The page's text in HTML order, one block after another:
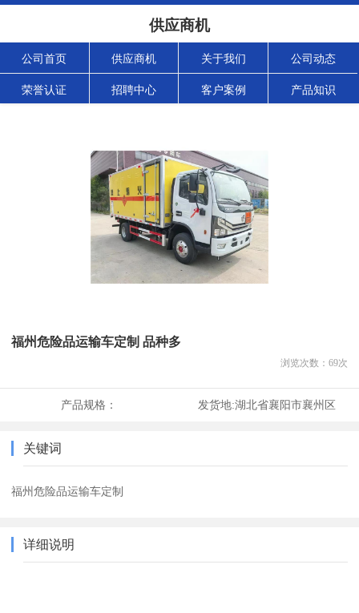
供应商机
公司首页 供应商机 关于我们 公司动态
荣誉认证 招聘中心 客户案例 产品知识
福州危险品运输车定制 品种多
浏览次数： 69次
产品规格： 发货地:湖北省襄阳市襄州区
关键词
福州危险品运输车定制
详细说明